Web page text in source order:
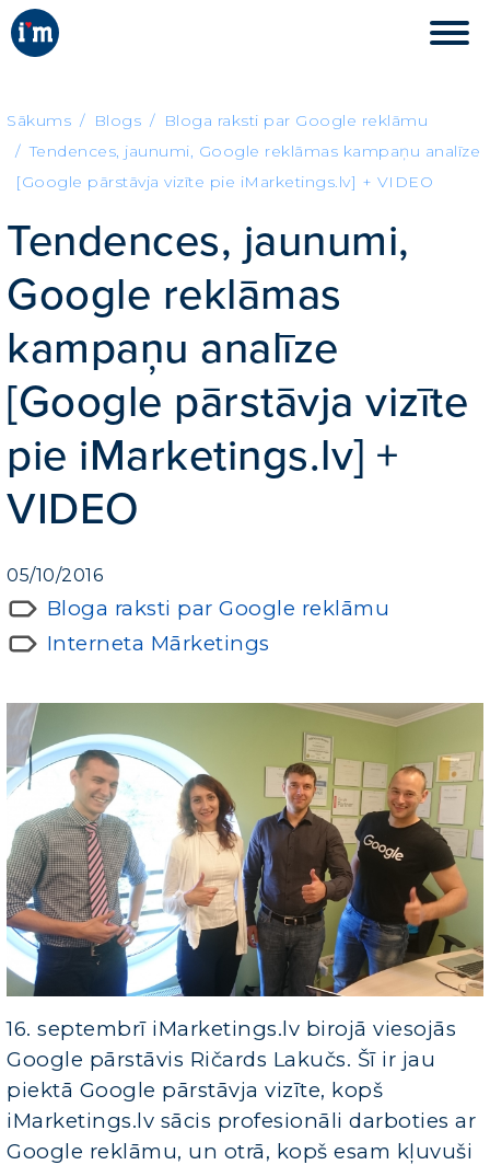
Sākums Blogs
Bloga raksti par Google reklāmu
Tendences, jaunumi, Google reklāmas kampaņu analīze
[Google pārstāvja vizīte pie iMarketings.lv] + VIDEO
Tendences, jaunumi,
Google reklāmas
kampaņu analīze
[Google pārstāvja vizīte
pie iMarketings.lv] +
VIDEO
05/10/2016
Bloga raksti par Google reklāmu
Interneta Mārketings
16. septembrī iMarketings.lv birojā viesojās
Google pārstāvis Ričards Lakučs. Šī ir jau
piektā Google pārstāvja vizīte, kopš
iMarketings.lv sācis profesionāli darboties ar
Google reklāmu, un otrā, kopš esam kļuvuši